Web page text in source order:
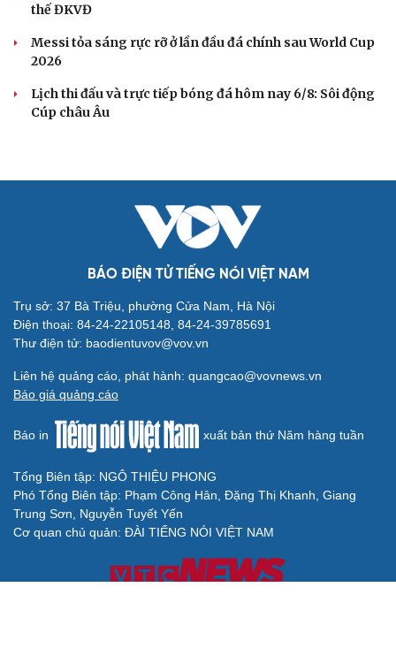
thế ĐKVĐ
Messi tỏa sáng rực rỡ ở lần đầu đá chính sau World Cup
2026
Lịch thi đấu và trực tiếp bóng đá hôm nay 6/8: Sôi động
Cúp châu Âu
BÁO ĐIỆN TỬ TIẾNG NÓI VIỆT NAM
Trụ sở: 37 Bà Triệu, phường Cửa Nam, Hà Nội
Điện thoại: 84-24-22105148, 84-24-39785691
Thư điện tử: baodientuvov@vov.vn
Liên hệ quảng cáo, phát hành: quangcao@vovnews.vn
Báo giá quảng cáo
Báo in xuất bản thứ Năm hàng tuần
Tổng Biên tập: NGÔ THIỆU PHONG
Phó Tổng Biên tập: Phạm Công Hân, Đặng Thị Khanh, Giang
Trung Sơn, Nguyễn Tuyết Yến
Cơ quan chủ quản: ĐÀI TIẾNG NÓI VIỆT NAM